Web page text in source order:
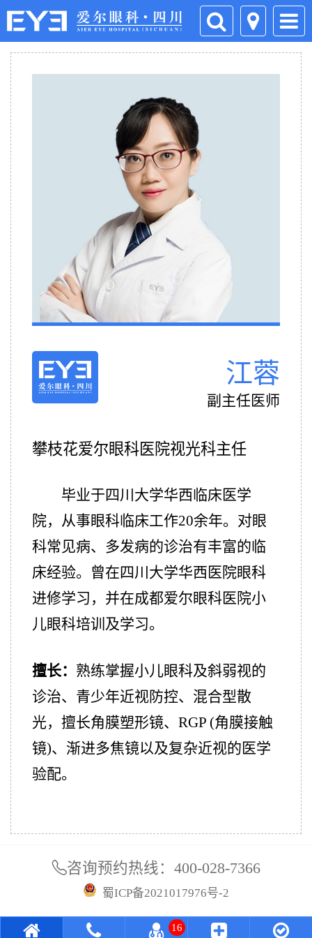
江蓉
副主任医师
攀枝花爱尔眼科医院视光科主任
毕业于四川大学华西临床医学
院，从事眼科临床工作20余年。对眼
科常见病、多发病的诊治有丰富的临
床经验。曾在四川大学华西医院眼科
进修学习，并在成都爱尔眼科医院小
儿眼科培训及学习。
擅长： 熟练掌握小儿眼科及斜弱视的
诊治、青少年近视防控、混合型散
光，擅长角膜塑形镜、RGP (角膜接触
镜)、渐进多焦镜以及复杂近视的医学
验配。
咨询预约热线： 400-028-7366
蜀ICP备2021017976号-2
16